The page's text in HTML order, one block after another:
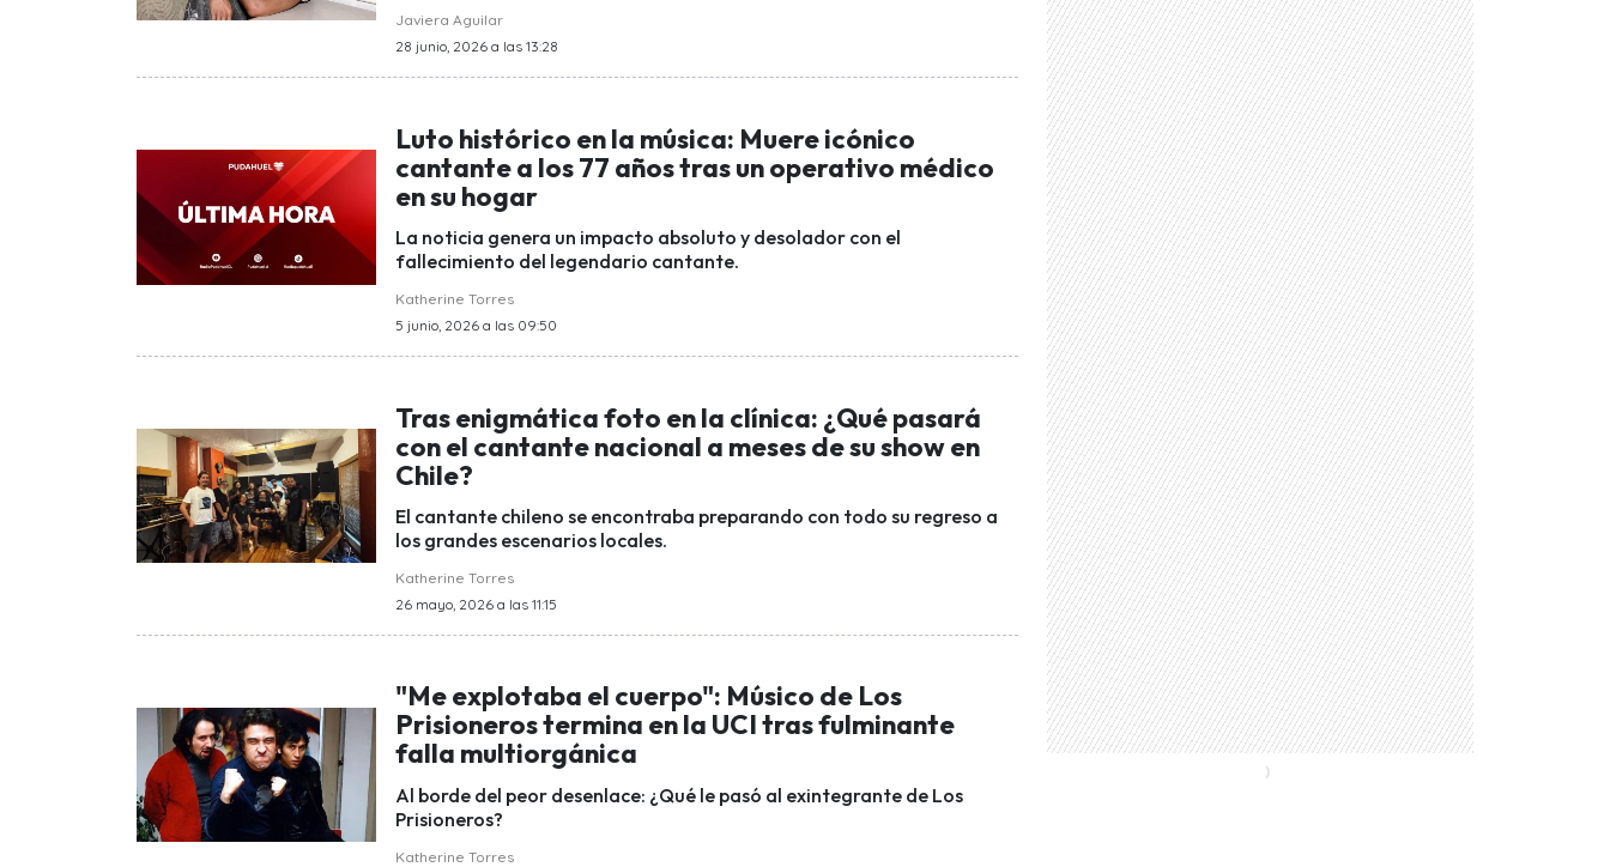
Javiera Aguilar
28 junio, 2026 a las 13:28
Luto histórico en la música: Muere icónico
cantante a los 77 años tras un operativo médico
en su hogar
La noticia genera un impacto absoluto y desolador con el
fallecimiento del legendario cantante.
Katherine Torres
5 junio, 2026 a las 09:50
Tras enigmática foto en la clínica: ¿Qué pasará
con el cantante nacional a meses de su show en
Chile?
El cantante chileno se encontraba preparando con todo su regreso a
los grandes escenarios locales.
Katherine Torres
26 mayo, 2026 a las 11:15
"Me explotaba el cuerpo": Músico de Los
Prisioneros termina en la UCI tras fulminante
falla multiorgánica
Al borde del peor desenlace: ¿Qué le pasó al exintegrante de Los
Prisioneros?
Katherine Torres